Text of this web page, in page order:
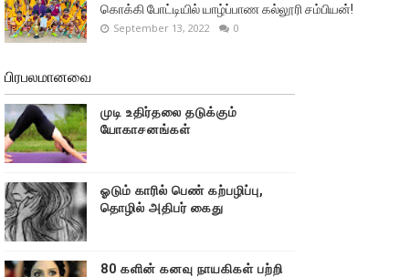
கொக்கி போட்டியில் யாழ்ப்பாண கல்லூரி சம்பியன்!
September 13, 2022 0
பிரபலமானவை
முடி உதிர்தலை தடுக்கும்
யோகாசனங்கள்
ஓடும் காரில் பெண் கற்பழிப்பு,
தொழில் அதிபர் கைது
80 களின் கனவு நாயகிகள் பற்றி